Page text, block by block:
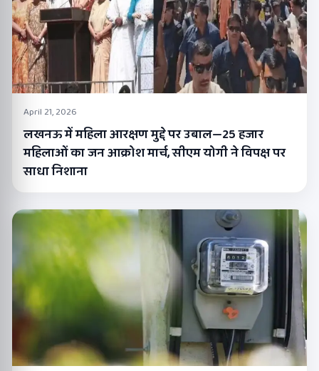
April 21, 2026
लखनऊ में महिला आरक्षण मुद्दे पर उबाल—25 हजार
महिलाओं का जन आक्रोश मार्च, सीएम योगी ने विपक्ष पर
साधा निशाना